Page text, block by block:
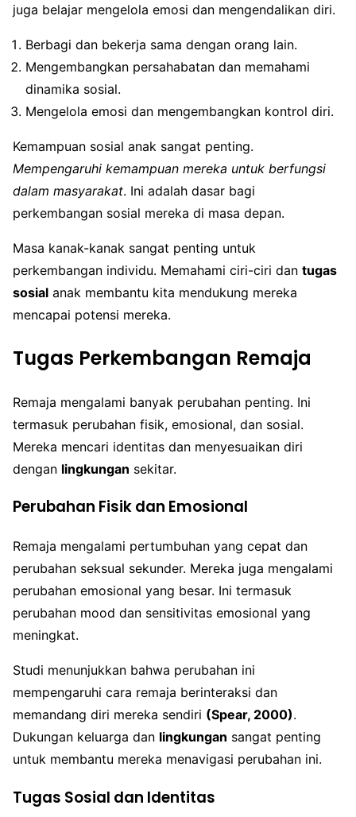
juga belajar mengelola emosi dan mengendalikan diri.
Berbagi dan bekerja sama dengan orang lain.
Mengembangkan persahabatan dan memahami
dinamika sosial.
Mengelola emosi dan mengembangkan kontrol diri.
Kemampuan sosial anak sangat penting.
Mempengaruhi kemampuan mereka untuk berfungsi
dalam masyarakat. Ini adalah dasar bagi
perkembangan sosial mereka di masa depan.
Masa kanak-kanak sangat penting untuk
perkembangan individu. Memahami ciri-ciri dan tugas
sosial anak membantu kita mendukung mereka
mencapai potensi mereka.
Tugas Perkembangan Remaja
Remaja mengalami banyak perubahan penting. Ini
termasuk perubahan fisik, emosional, dan sosial.
Mereka mencari identitas dan menyesuaikan diri
dengan lingkungan sekitar.
Perubahan Fisik dan Emosional
Remaja mengalami pertumbuhan yang cepat dan
perubahan seksual sekunder. Mereka juga mengalami
perubahan emosional yang besar. Ini termasuk
perubahan mood dan sensitivitas emosional yang
meningkat.
Studi menunjukkan bahwa perubahan ini
mempengaruhi cara remaja berinteraksi dan
memandang diri mereka sendiri (Spear, 2000).
Dukungan keluarga dan lingkungan sangat penting
untuk membantu mereka menavigasi perubahan ini.
Tugas Sosial dan Identitas